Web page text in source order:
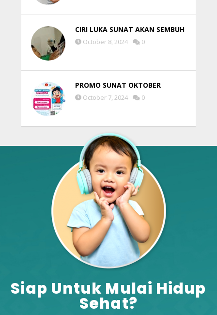
CIRI LUKA SUNAT AKAN SEMBUH
October 8, 2024 0
PROMO SUNAT OKTOBER
October 7, 2024 0
Siap Untuk Mulai Hidup
Sehat?​